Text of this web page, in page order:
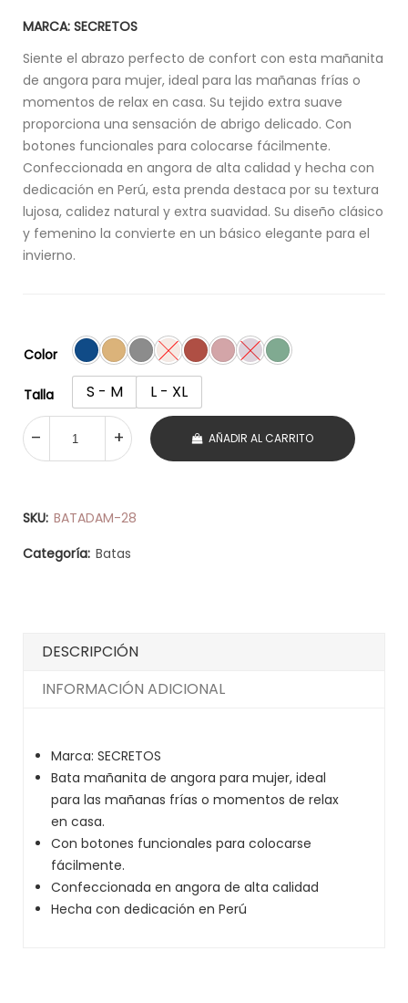
MARCA: SECRETOS
Siente el abrazo perfecto de confort con esta mañanita
de angora para mujer, ideal para las mañanas frías o
momentos de relax en casa. Su tejido extra suave
proporciona una sensación de abrigo delicado. Con
botones funcionales para colocarse fácilmente.
Confeccionada en angora de alta calidad y hecha con
dedicación en Perú, esta prenda destaca por su textura
lujosa, calidez natural y extra suavidad. Su diseño clásico
y femenino la convierte en un básico elegante para el
invierno.
Color
Talla S - M L - XL
AÑADIR AL CARRITO
SKU: BATADAM-28
Categoría: Batas
DESCRIPCIÓN
INFORMACIÓN ADICIONAL
Marca: SECRETOS
Bata mañanita de angora para mujer, ideal
para las mañanas frías o momentos de relax
en casa.
Con botones funcionales para colocarse
fácilmente.
Confeccionada en angora de alta calidad
Hecha con dedicación en Perú